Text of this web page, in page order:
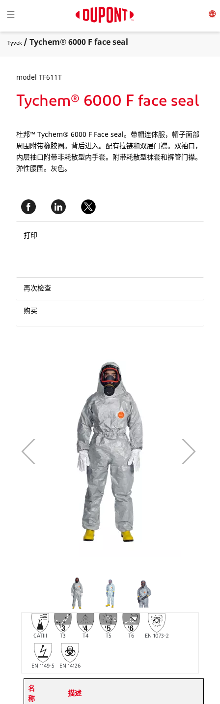
Toggle navigation
☰
Tyvek / Tychem® 6000 F face seal
model TF611T
Tychem® 6000 F face seal
杜邦™ Tychem® 6000 F Face seal。带帽连体服，帽子面部
周围附带橡胶圈。背后进入。配有拉链和双层门襟。双袖口，
内层袖口附带非耗散型内手套。附带耗散型袜套和裤管门襟。
弹性腰围。灰色。
打印
再次检查
购买
CATIII T3 T4 T5 T6 EN 1073-2
EN 1149-5 EN 14126
名
称
描述